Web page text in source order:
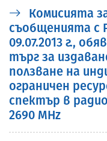
Комисията
съобщенията с
09.07.2013 г.,
търг за
ползване на
ограничен
спектър в
2690 MHz